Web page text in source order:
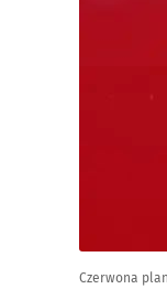
Czerwona